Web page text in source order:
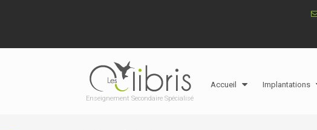
Enseignement Secondaire Spécialisé
Accueil Implantations